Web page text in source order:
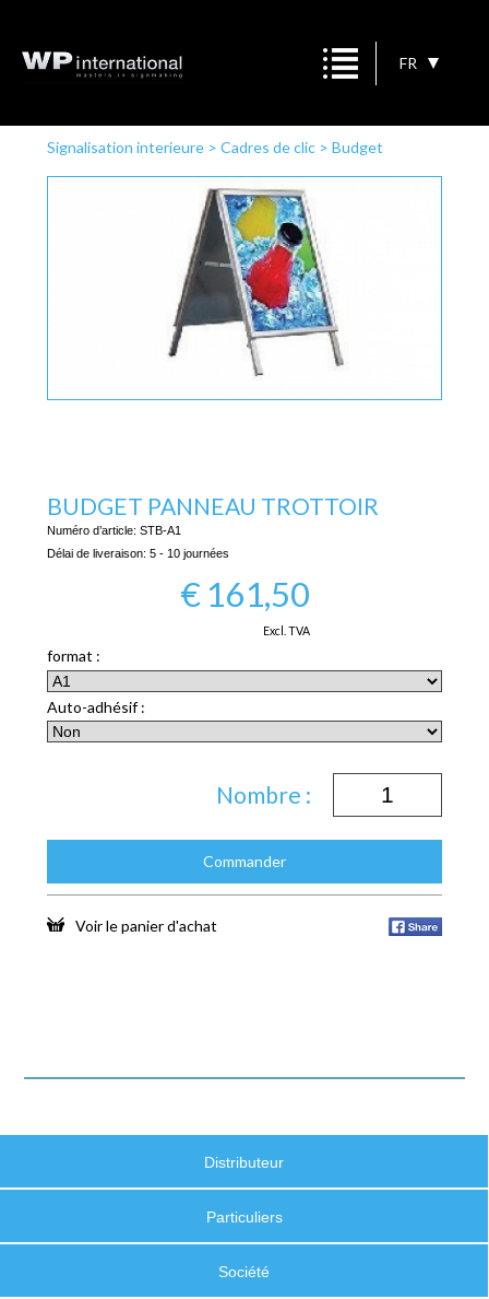
FR
Signalisation interieure> Cadres de clic> Budget
BUDGET PANNEAU TROTTOIR
Numéro d’article: STB-A1
Délai de liveraison: 5 - 10 journées
€ 161,50
Excl. TVA
format :
Auto-adhésif :
Nombre :
Commander
Voir le panier d'achat
Distributeur
Particuliers
Société